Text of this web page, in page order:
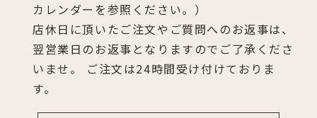
カレンダーを参照ください。）
店休日に頂いたご注文やご質問へのお返事は、
翌営業日のお返事となりますのでご了承くださ
いませ。 ご注文は24時間受け付けておりま
す。